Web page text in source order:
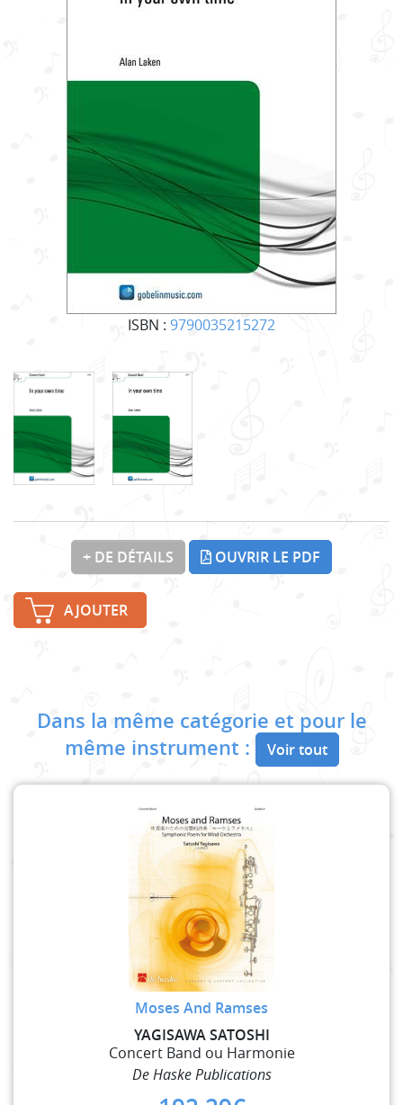
ISBN : 9790035215272
+ DE DÉTAILS OUVRIR LE PDF
AJOUTER
Dans la même catégorie et pour le
même instrument :
Voir tout
Moses And Ramses
YAGISAWA SATOSHI
Concert Band ou Harmonie
De Haske Publications